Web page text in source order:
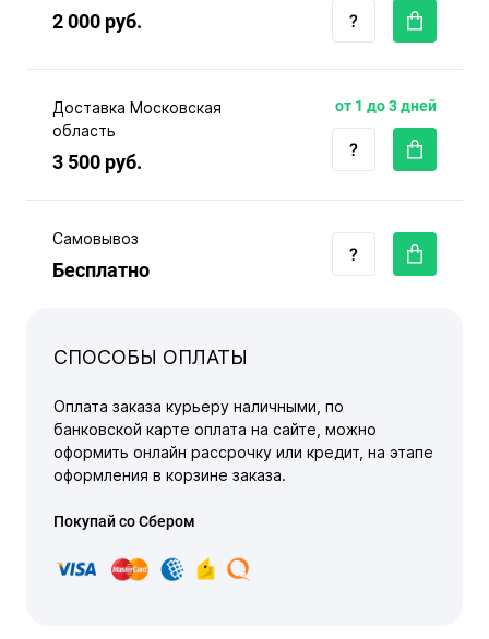
2 000 руб.
Доставка Московская
область
3 500 руб.
от 1 до 3 дней
Самовывоз
Бесплатно
СПОСОБЫ ОПЛАТЫ
Оплата заказа курьеру наличными, по
банковской карте оплата на сайте, можно
оформить онлайн рассрочку или кредит, на этапе
оформления в корзине заказа.
Покупай со Сбером